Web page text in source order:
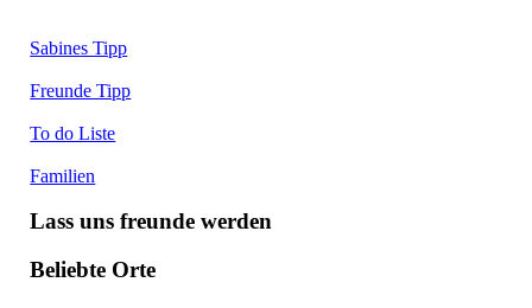
Sabines Tipp
Freunde Tipp
To do Liste
Familien
Lass uns freunde werden
Beliebte Orte